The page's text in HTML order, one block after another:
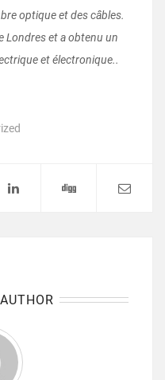
optique et des câbles.
Londres et a obtenu un
et électronique..